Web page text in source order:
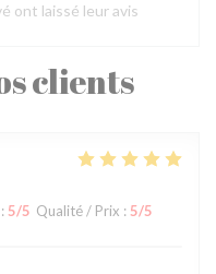
clients
: 5/5 Qualité / Prix : 5/5
ont laissé leur avis